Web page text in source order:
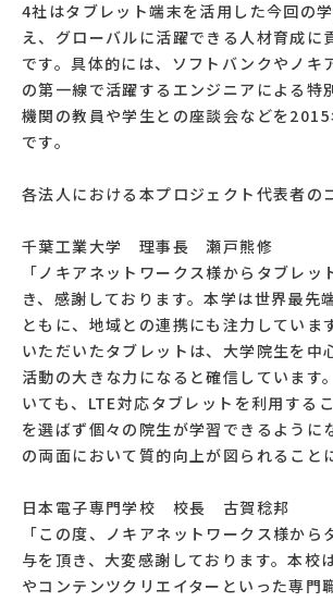
4社はタブレット端末を活用した今回の
え、グローバルに活躍できる人材育成に
です。具体的には、ソフトバンクやノキ
の第一線で活躍するエンジニアによる特
機関の教員や学生との座談会などを
です。
各法人における本プロジェクト代表者の
千葉工業大学 理事長 瀬戸熊修
「ノキアネットワークス様からタブレッ
き、感謝しております。本学は世界最先
ともに、地域との連携にも注力していま
いただいたタブレットは、大学院生を中
活動の大きな力になると確信しています
いても、LTE対応タブレットを利用する
を選ばず個々の院生が学習できるように
の両面において質的向上が図られること
日本電子専門学校 校長 古賀稔邦
「この度、ノキアネットワークス様から
与を頂き、大変感謝しております。本校
やコンテンツクリエイターといった専門